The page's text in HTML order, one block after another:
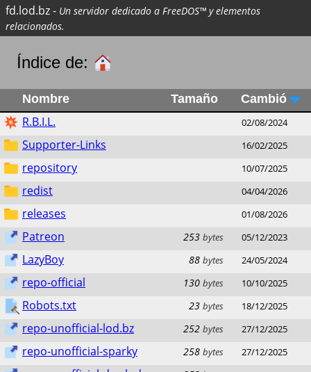
fd.lod.bz- Un servidor dedicado a FreeDOS™ y elementos
relacionados.
Índice de:
Nombre Tamaño Cambió
R.B.I.L. 02/08/2024
Supporter-Links 16/02/2025
repository 10/07/2025
redist 04/04/2026
releases 01/08/2026
Patreon 253 bytes 05/12/2023
LazyBoy 88 bytes 24/05/2024
repo-official 130 bytes 10/10/2025
Robots.txt 23 bytes 18/12/2025
repo-unofficial-lod.bz 252 bytes 27/12/2025
repo-unofficial-sparky 258 bytes 27/12/2025